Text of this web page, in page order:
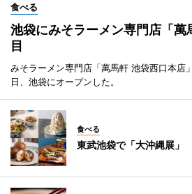
食べる
池袋にみそラーメン専門店「
目
みそラーメン専門店「萬馬軒 池袋西口本店
日、池袋にオープンした。
食べる
東武池袋で「大沖縄展」